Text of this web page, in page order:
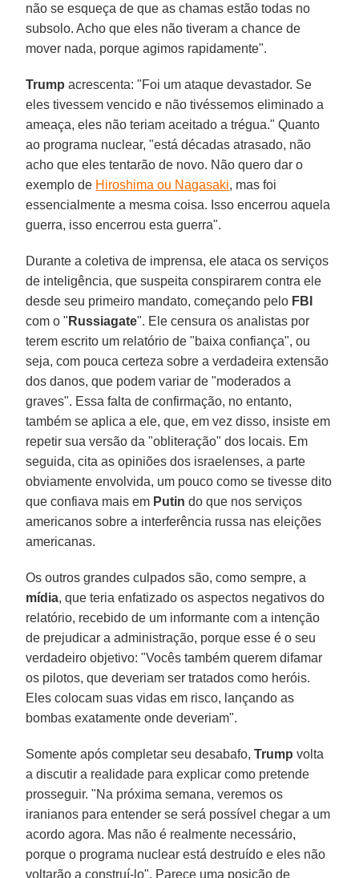
não se esqueça de que as chamas estão todas no
subsolo. Acho que eles não tiveram a chance de
mover nada, porque agimos rapidamente".
Trump acrescenta: "Foi um ataque devastador. Se
eles tivessem vencido e não tivéssemos eliminado a
ameaça, eles não teriam aceitado a trégua." Quanto
ao programa nuclear, "está décadas atrasado, não
acho que eles tentarão de novo. Não quero dar o
exemplo de Hiroshima ou Nagasaki, mas foi
essencialmente a mesma coisa. Isso encerrou aquela
guerra, isso encerrou esta guerra".
Durante a coletiva de imprensa, ele ataca os serviços
de inteligência, que suspeita conspirarem contra ele
desde seu primeiro mandato, começando pelo FBI
com o " Russiagate". Ele censura os analistas por
terem escrito um relatório de "baixa confiança", ou
seja, com pouca certeza sobre a verdadeira extensão
dos danos, que podem variar de "moderados a
graves". Essa falta de confirmação, no entanto,
também se aplica a ele, que, em vez disso, insiste em
repetir sua versão da "obliteração" dos locais. Em
seguida, cita as opiniões dos israelenses, a parte
obviamente envolvida, um pouco como se tivesse dito
que confiava mais em Putin do que nos serviços
americanos sobre a interferência russa nas eleições
americanas.
Os outros grandes culpados são, como sempre, a
mídia, que teria enfatizado os aspectos negativos do
relatório, recebido de um informante com a intenção
de prejudicar a administração, porque esse é o seu
verdadeiro objetivo: "Vocês também querem difamar
os pilotos, que deveriam ser tratados como heróis.
Eles colocam suas vidas em risco, lançando as
bombas exatamente onde deveriam".
Somente após completar seu desabafo,Trump volta
a discutir a realidade para explicar como pretende
prosseguir. "Na próxima semana, veremos os
iranianos para entender se será possível chegar a um
acordo agora. Mas não é realmente necessário,
porque o programa nuclear está destruído e eles não
voltarão a construí-lo". Parece uma posição de